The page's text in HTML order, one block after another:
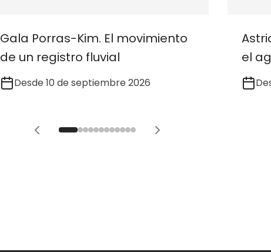
Gala Porras-Kim. El movimiento
de un registro fluvial
Desde 10 de septiembre 2026
el